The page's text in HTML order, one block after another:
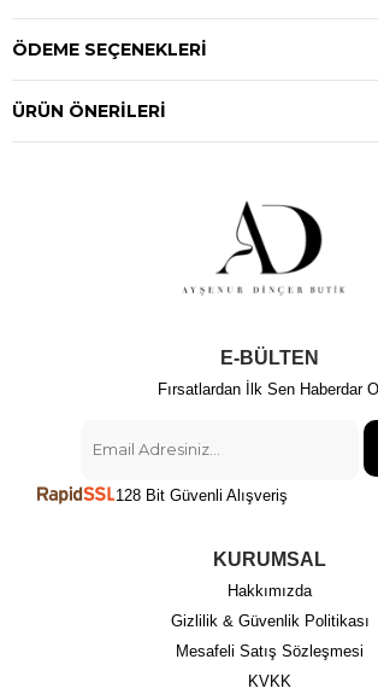
ÖDEME SEÇENEKLERI
ÜRÜN ÖNERILERI
E-BÜLTEN
Fırsatlardan İlk Sen Haberdar Ol
128 Bit Güvenli Alışveriş
KURUMSAL
Hakkımızda
Gizlilik & Güvenlik Politikası
Mesafeli Satış Sözleşmesi
KVKK